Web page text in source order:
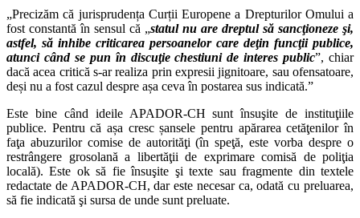
„Precizăm că jurisprudența Curții Europene a Drepturilor Omului a
fost constantă în sensul că „statul nu are dreptul să sancţioneze şi,
astfel, să inhibe criticarea persoanelor care deţin funcţii publice,
atunci când se pun în discuţie chestiuni de interes public”, chiar
dacă acea critică s-ar realiza prin expresii jignitoare, sau ofensatoare,
deși nu a fost cazul despre așa ceva în postarea sus indicată.”
Este bine când ideile APADOR-CH sunt însuşite de instituţiile
publice. Pentru că așa cresc șansele pentru apărarea cetăţenilor în
faţa abuzurilor comise de autorităţi (în speţă, este vorba despre o
restrângere grosolană a libertăţii de exprimare comisă de poliţia
locală). Este ok să fie însuşite şi texte sau fragmente din textele
redactate de APADOR-CH, dar este necesar ca, odată cu preluarea,
să fie indicată şi sursa de unde sunt preluate.